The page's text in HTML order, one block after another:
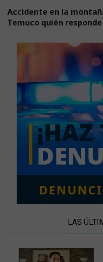
Accidente en la
Temuco quién
LAS